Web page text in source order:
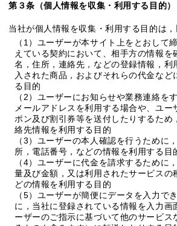
第３条（個人情報を収集・利用する目的）
当社が個人情報を収集・利用する目的は，
（1）ユーザーが本サイト上をとおして
えている契約において、相手方の情報を
名，住所，連絡先，などの登録情報，利
入された商品，およびそれらの代金など
る目的
（2）ユーザーにお知らせや業務連絡を
メールアドレスを利用する場合や、ユー
ポン及び割引券等を送付したりするため
絡先情報を利用する目的
（3）ユーザーの本人確認を行うために
所，電話番号，などの情報を利用する目
（4）ユーザーに代金を請求するために
量及び金額，又は利用されたサービスの
どの情報を利用する目的
（5）ユーザーが簡便にデータを入力で
に，当社に登録されている情報を入力画
ーザーのご指示に基づいて他のサービス